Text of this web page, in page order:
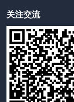
关注交流